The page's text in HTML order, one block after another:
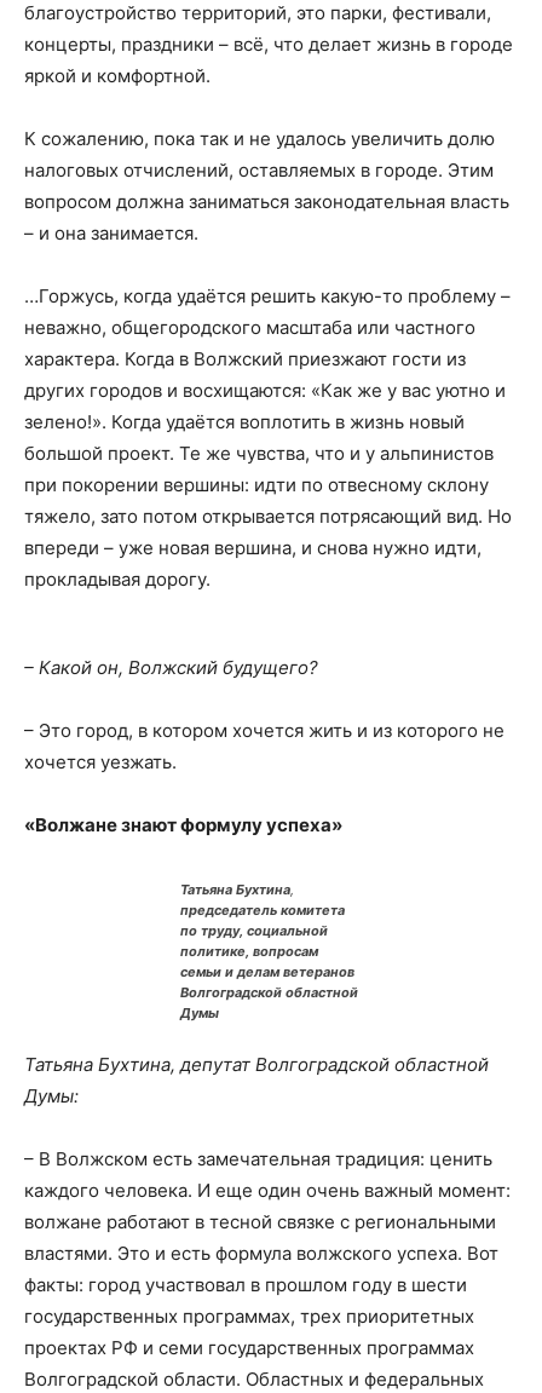
благоустройство территорий, это парки, фестивали,
концерты, праздники – всё, что делает жизнь в городе
яркой и комфортной.
К сожалению, пока так и не удалось увеличить долю
налоговых отчислений, оставляемых в городе. Этим
вопросом должна заниматься законодательная власть
– и она занимается.
…Горжусь, когда удаётся решить какую-то проблему –
неважно, общегородского масштаба или частного
характера. Когда в Волжский приезжают гости из
других городов и восхищаются: «Как же у вас уютно и
зелено!». Когда удаётся воплотить в жизнь новый
большой проект. Те же чувства, что и у альпинистов
при покорении вершины: идти по отвесному склону
тяжело, зато потом открывается потрясающий вид. Но
впереди – уже новая вершина, и снова нужно идти,
прокладывая дорогу.
– Какой он, Волжский будущего?
– Это город, в котором хочется жить и из которого не
хочется уезжать.
«Волжане знают формулу успеха»
Татьяна Бухтина,
председатель комитета
по труду, социальной
политике, вопросам
семьи и делам ветеранов
Волгоградской областной
Думы
Татьяна Бухтина, депутат Волгоградской областной
Думы:
– В Волжском есть замечательная традиция: ценить
каждого человека. И еще один очень важный момент:
волжане работают в тесной связке с региональными
властями. Это и есть формула волжского успеха. Вот
факты: город участвовал в прошлом году в шести
государственных программах, трех приоритетных
проектах РФ и семи государственных программах
Волгоградской области. Областных и федеральных